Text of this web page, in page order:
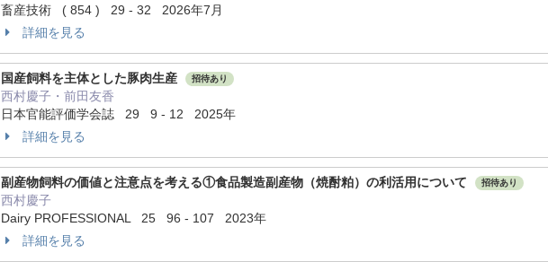
畜産技術 ( 854 ) 29 - 32 2026年7月
詳細を見る
国産飼料を主体とした豚肉生産 招待あり
西村慶子・前田友香
日本官能評価学会誌 29 9 - 12 2025年
詳細を見る
副産物飼料の価値と注意点を考える①食品製造副産物（焼酎粕）の利活用について 招待あり
西村慶子
Dairy PROFESSIONAL 25 96 - 107 2023年
詳細を見る